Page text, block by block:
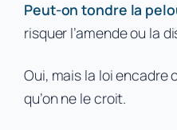
Peut-on tondre la
risquer l’amende ou la
Oui, mais la loi
qu’on ne le croit.